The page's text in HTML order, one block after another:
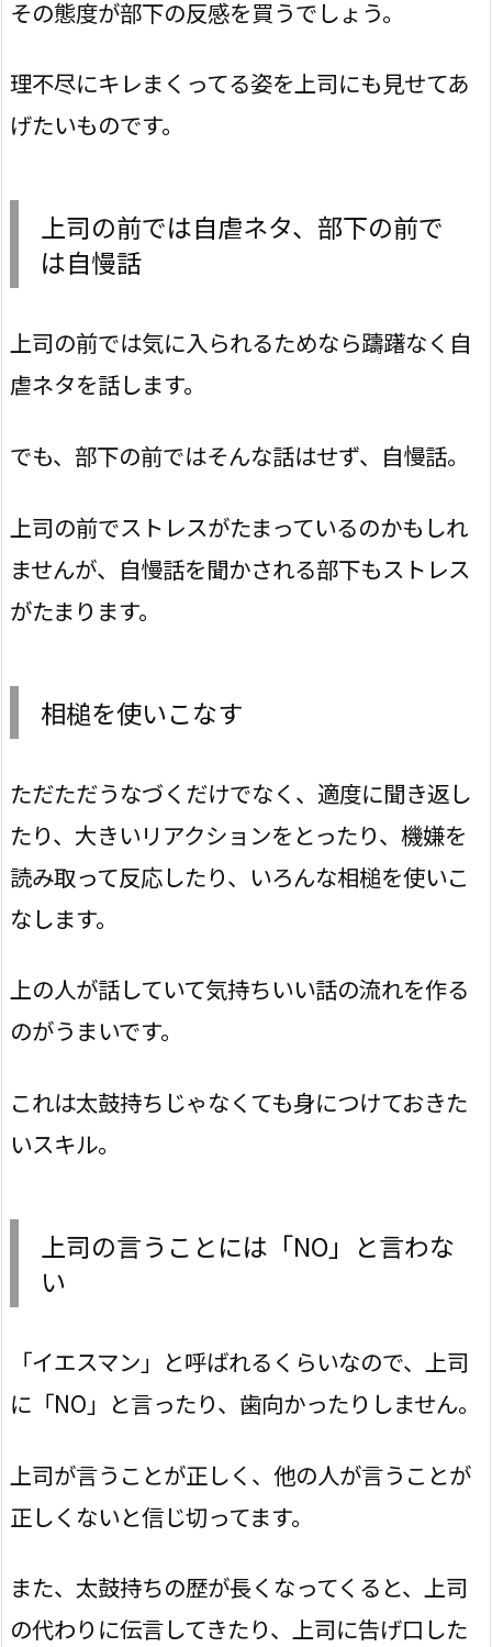
その態度が部下の反感を買うでしょう。
理不尽にキレまくってる姿を上司にも見せてあ
げたいものです。
上司の前では自虐ネタ、部下の前で
は自慢話
上司の前では気に入られるためなら躊躇なく自
虐ネタを話します。
でも、部下の前ではそんな話はせず、自慢話。
上司の前でストレスがたまっているのかもしれ
ませんが、自慢話を聞かされる部下もストレス
がたまります。
相槌を使いこなす
ただただうなづくだけでなく、適度に聞き返し
たり、大きいリアクションをとったり、機嫌を
読み取って反応したり、いろんな相槌を使いこ
なします。
上の人が話していて気持ちいい話の流れを作る
のがうまいです。
これは太鼓持ちじゃなくても身につけておきた
いスキル。
上司の言うことには「NO」と言わな
い
「イエスマン」と呼ばれるくらいなので、上司
に「NO」と言ったり、歯向かったりしません。
上司が言うことが正しく、他の人が言うことが
正しくないと信じ切ってます。
また、太鼓持ちの歴が長くなってくると、上司
の代わりに伝言してきたり、上司に告げ口した